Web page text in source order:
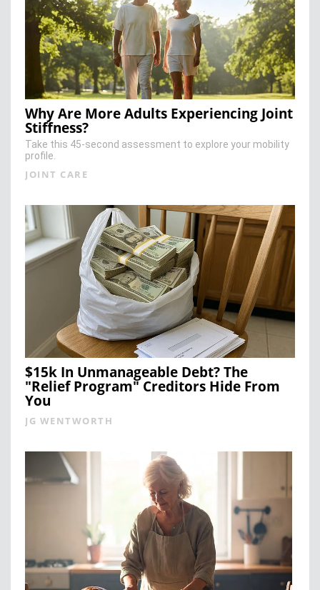
Why Are More Adults Experiencing Joint
Stiffness?
Take this 45-second assessment to explore your mobility
profile.
JOINT CARE
$15k In Unmanageable Debt? The
"Relief Program" Creditors Hide From
You
JG WENTWORTH